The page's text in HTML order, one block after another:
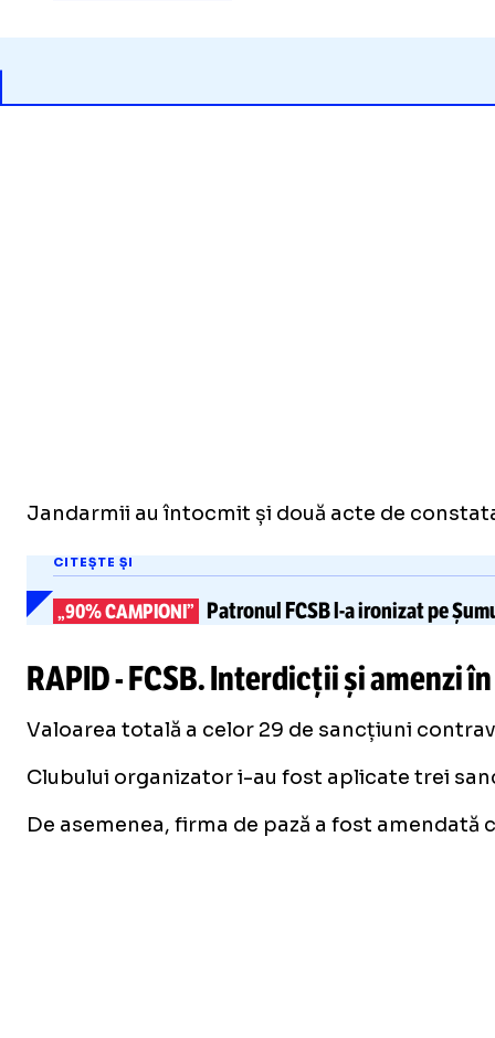
Jandarmii au întocmit și două acte de
CITEȘTE ȘI
„90% CAMPIONI” Patronul FCSBl-aironizat pe
RAPID - FCSB. Interdicții și amenzi
Valoarea totală a celor 29 de sancțiuni
Clubului organizator i-au fost aplicate trei
De asemenea, firma de pază a fost amendată